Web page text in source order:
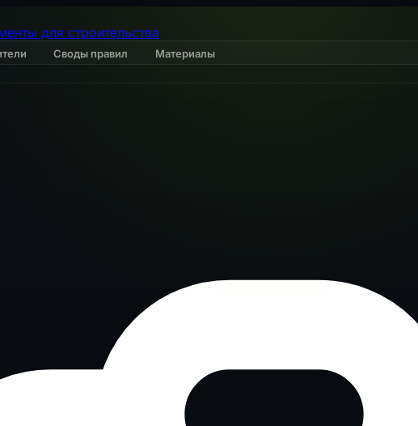
для строительства
Своды правил Материалы